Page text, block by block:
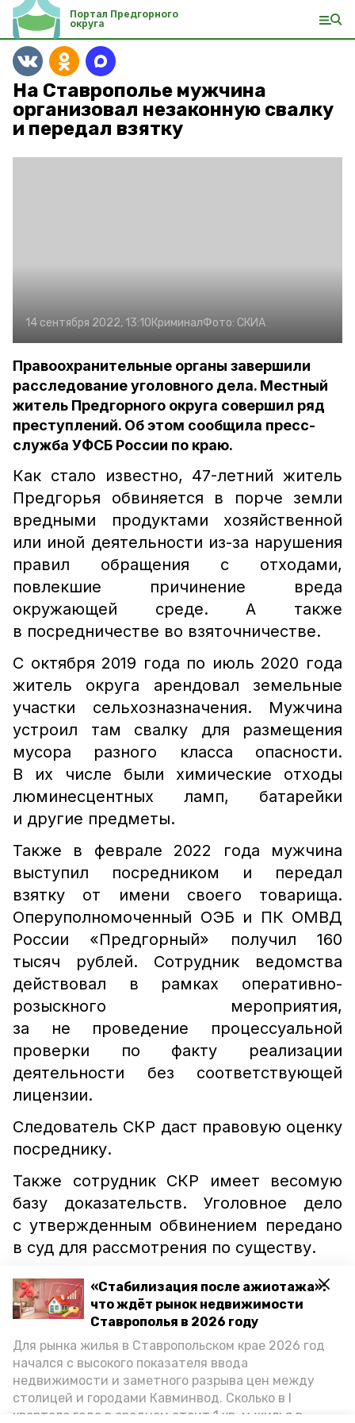
«Стабилизация после ажиотажа»:
что ждёт рынок недвижимости
Ставрополья в 2026 году
Для рынка жилья в Ставропольском крае 2026 год
начался с высокого показателя ввода
недвижимости и заметного разрыва цен между
столицей и городами Кавминвод. Сколько в I
квартале года в среднем стоит 1 кв. м жилья в
Портал Предгорного
округа
На Ставрополье мужчина
организовал незаконную свалку
и передал взятку
14 сентября 2022, 13:10КриминалФото: СКИА
Правоохранительные органы завершили
расследование уголовного дела. Местный
житель Предгорного округа совершил ряд
преступлений. Об этом сообщила пресс-
служба УФСБ России по краю.
Как стало известно, 47-летний житель
Предгорья обвиняется в порче земли
вредными продуктами хозяйственной
или иной деятельности из-за нарушения
правил обращения с отходами,
повлекшие причинение вреда
окружающей среде. А также
в посредничестве во взяточничестве.
С октября 2019 года по июль 2020 года
житель округа арендовал земельные
участки сельхозназначения. Мужчина
устроил там свалку для размещения
мусора разного класса опасности.
В их числе были химические отходы
люминесцентных ламп, батарейки
и другие предметы.
Также в феврале 2022 года мужчина
выступил посредником и передал
взятку от имени своего товарища.
Оперуполномоченный ОЭБ и ПК ОМВД
России «Предгорный» получил 160
тысяч рублей. Сотрудник ведомства
действовал в рамках оперативно-
розыскного мероприятия,
за не проведение процессуальной
проверки по факту реализации
деятельности без соответствующей
лицензии.
Следователь СКР даст правовую оценку
посреднику.
Также сотрудник СКР имеет весомую
базу доказательств. Уголовное дело
с утвержденным обвинением передано
в суд для рассмотрения по существу.
Напомним, что 33-летний житель
Предгорьяреализовалприродный газ
на личной автостанции и благодаря
незаконному предпринимательству
заработал 7 миллионов рублей.
уголовное дело дача взятки